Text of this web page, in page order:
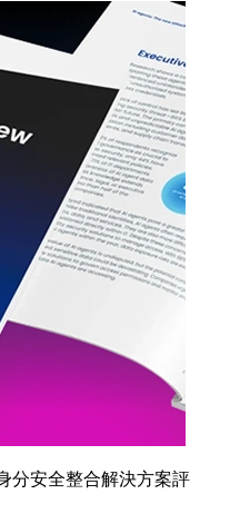
分安全整合解決方案評